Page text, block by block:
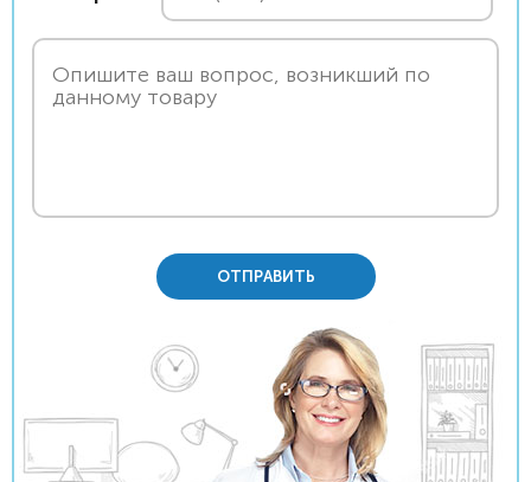
ОТПРАВИТЬ